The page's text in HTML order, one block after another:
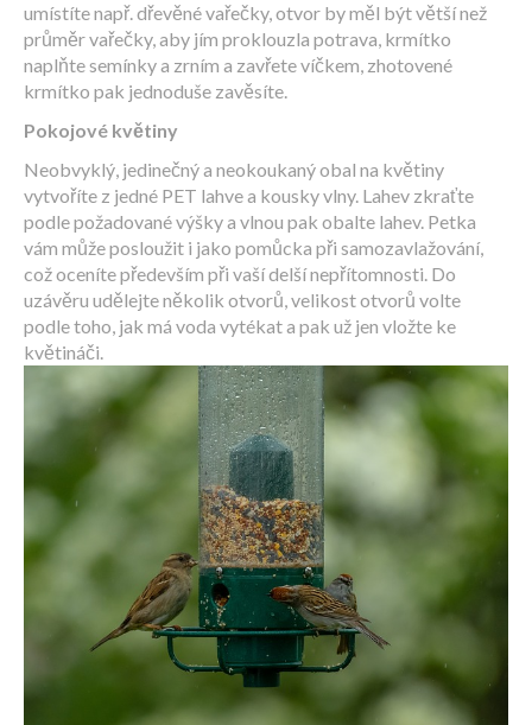
umístíte např. dřevěné vařečky, otvor by měl být větší než
průměr vařečky, aby jím proklouzla potrava, krmítko
naplňte semínky a zrním a zavřete víčkem, zhotovené
krmítko pak jednoduše zavěsíte.
Pokojové květiny
Neobvyklý, jedinečný a neokoukaný obal na květiny
vytvoříte z jedné PET lahve a kousky vlny. Lahev zkraťte
podle požadované výšky a vlnou pak obalte lahev. Petka
vám může posloužit i jako pomůcka při samozavlažování,
což oceníte především při vaší delší nepřítomnosti. Do
uzávěru udělejte několik otvorů, velikost otvorů volte
podle toho, jak má voda vytékat a pak už jen vložte ke
květináči.